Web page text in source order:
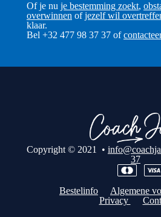
Of je nu je bestemming zoekt,
overwinnen ofjezelf wil
klaar.
Bel +32 477 98 37 37 of
Copyright © 2021 •
37
Bestelinfo
Algemene
Privacy